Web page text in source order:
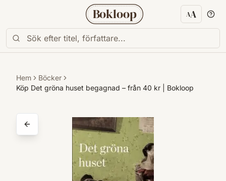
Bokloop AA
Hem
Böcker
Köp Det gröna huset begagnad – från 40 kr | Bokloop